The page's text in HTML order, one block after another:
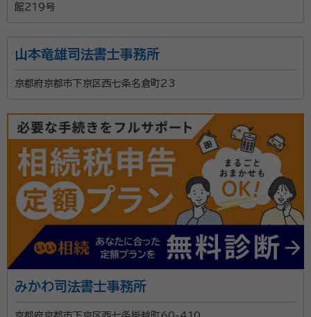
館２１９号
山本竜雄司法書士事務所
京都府京都市下京区西七条名倉町23
みかわ司法書士事務所